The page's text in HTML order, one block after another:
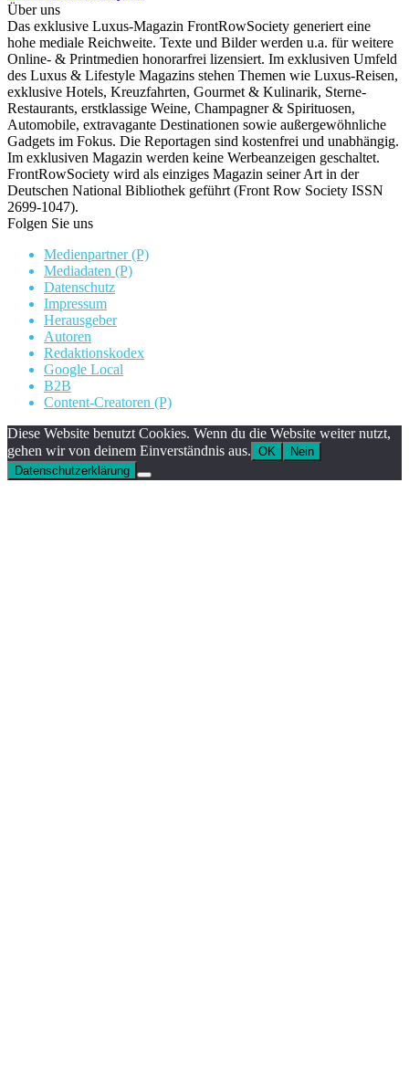
Über uns
Das exklusive Luxus-Magazin FrontRowSociety generiert eine
hohe mediale Reichweite. Texte und Bilder werden u.a. für weitere
Online- & Printmedien honorarfrei lizensiert. Im exklusiven Umfeld
des Luxus & Lifestyle Magazins stehen Themen wie Luxus-Reisen,
exklusive Hotels, Kreuzfahrten, Gourmet & Kulinarik, Sterne-
Restaurants, erstklassige Weine, Champagner & Spirituosen,
Automobile, extravagante Destinationen sowie außergewöhnliche
Gadgets im Fokus. Die Reportagen sind kostenfrei und unabhängig.
Im exklusiven Magazin werden keine Werbeanzeigen geschaltet.
FrontRowSociety wird als einziges Magazin seiner Art in der
Deutschen National Bibliothek geführt (Front Row Society ISSN
2699-1047).
Folgen Sie uns
Medienpartner (P)
Mediadaten (P)
Datenschutz
Impressum
Herausgeber
Autoren
Redaktionskodex
Google Local
B2B
Content-Creatoren (P)
Diese Website benutzt Cookies. Wenn du die Website weiter nutzt,
gehen wir von deinem Einverständnis aus. OK
Nein
Datenschutzerklärung